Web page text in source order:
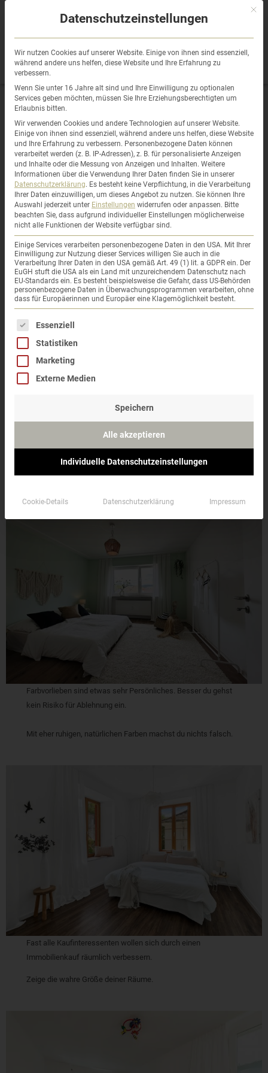
Sprung
Was du beim Verkauf deiner
Immobilie unbedingt beachten
solltest
Interessenten besichtigen eine Immobilie im Schnitt nur 20 bis
30 Minuten.
vom Wesentlichen abzulenken!
Farbvorlieben sind etwas sehr Persönliches. Besser du gehst
kein Risiko für Ablehnung ein.
Mit eher ruhigen, natürlichen Farben machst du nichts falsch.
Fast alle Kaufinteressenten wollen sich durch einen
Immobilienkauf räumlich verbessern.
Zeige die wahre Größe deiner Räume.
Mit
Datenschutzeinstellungen
Wir nutzen Cookies auf unserer Website. Einige von ihnen sind essenziell,
während andere uns helfen, diese Website und Ihre Erfahrung zu
verbessern.
Wenn Sie unter 16 Jahre alt sind und Ihre Einwilligung zu optionalen
Services geben möchten, müssen Sie Ihre Erziehungsberechtigten um
Erlaubnis bitten.
Wir verwenden Cookies und andere Technologien auf unserer Website.
Einige von ihnen sind essenziell, während andere uns helfen, diese Website
und Ihre Erfahrung zu verbessern. Personenbezogene Daten können
verarbeitet werden (z. B. IP-Adressen), z. B. für personalisierte Anzeigen
und Inhalte oder die Messung von Anzeigen und Inhalten. Weitere
Informationen über die Verwendung Ihrer Daten finden Sie in unserer
Datenschutzerklärung. Es besteht keine Verpflichtung, in die Verarbeitung
Ihrer Daten einzuwilligen, um dieses Angebot zu nutzen. Sie können Ihre
Auswahl jederzeit unter Einstellungen widerrufen oder anpassen. Bitte
beachten Sie, dass aufgrund individueller Einstellungen möglicherweise
nicht alle Funktionen der Website verfügbar sind.
Einige Services verarbeiten personenbezogene Daten in den USA. Mit Ihrer
Einwilligung zur Nutzung dieser Services willigen Sie auch in die
Verarbeitung Ihrer Daten in den USA gemäß Art. 49 (1) lit. a GDPR ein. Der
EuGH stuft die USA als ein Land mit unzureichendem Datenschutz nach
EU-Standards ein. Es besteht beispielsweise die Gefahr, dass US-Behörden
personenbezogene Daten in Überwachungsprogrammen verarbeiten, ohne
dass für Europäerinnen und Europäer eine Klagemöglichkeit besteht.
Es folgt eine Liste der Service-Gruppen, für die eine
Essenziell
Statistiken
Marketing
Externe Medien
Speichern
Alle akzeptieren
Individuelle Datenschutzeinstellungen
Cookie-Details Datenschutzerklärung Impressum